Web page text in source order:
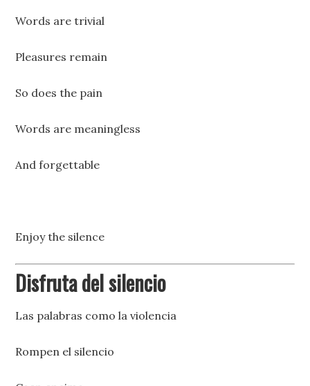
Words are trivial
Pleasures remain
So does the pain
Words are meaningless
And forgettable
Enjoy the silence
Disfruta del silencio
Las palabras como la violencia
Rompen el silencio